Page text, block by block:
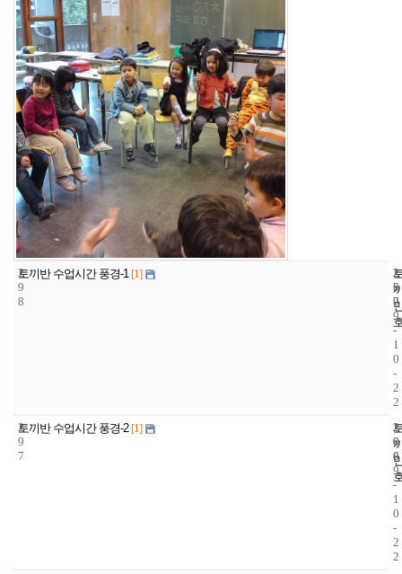
2
9
8
토끼반 수업시간 풍경-1 [1]
2
5
7
2
0
0
9
-
1
0
-
2
2
2
9
7
토끼반 수업시간 풍경-2 [1]
2
0
6
2
0
0
9
-
1
0
-
2
2